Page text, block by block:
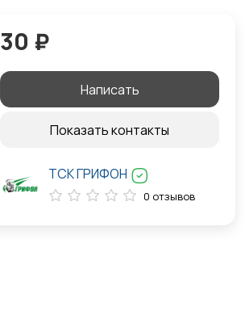
30 ₽
Написать
Показать контакты
ТСК ГРИФОН
0 отзывов